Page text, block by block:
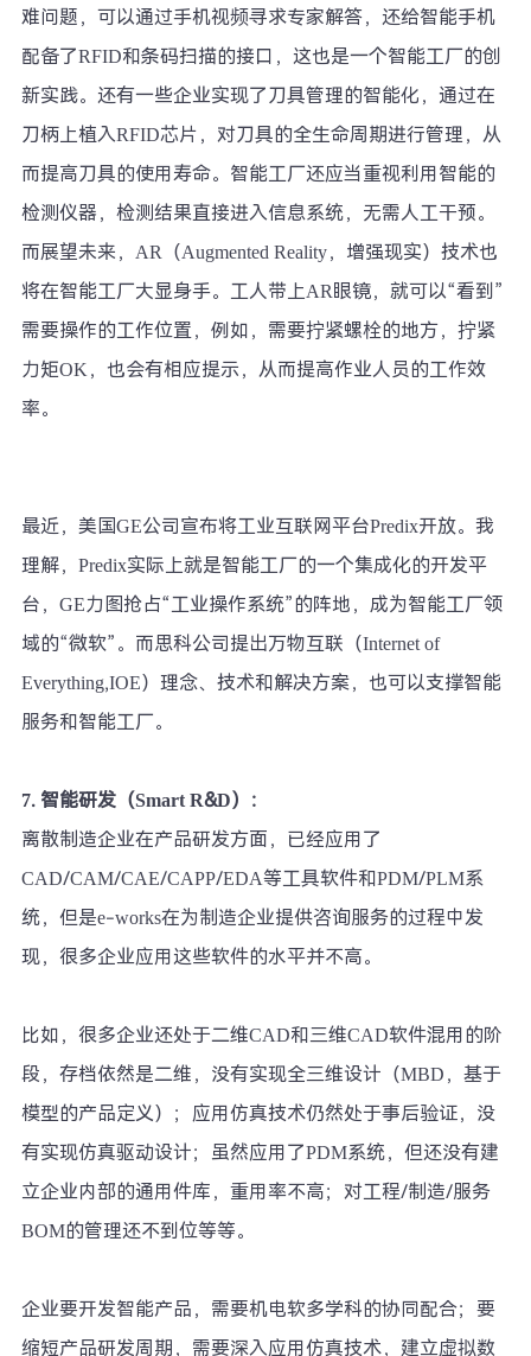
难问题，可以通过手机视频寻求专家解答，还给智能手机
配备了RFID和条码扫描的接口，这也是一个智能工厂的创
新实践。还有一些企业实现了刀具管理的智能化，通过在
刀柄上植入RFID芯片，对刀具的全生命周期进行管理，从
而提高刀具的使用寿命。智能工厂还应当重视利用智能的
检测仪器，检测结果直接进入信息系统，无需人工干预。
而展望未来，AR（Augmented Reality，增强现实）技术也
将在智能工厂大显身手。工人带上AR眼镜，就可以“看到”
需要操作的工作位置，例如，需要拧紧螺栓的地方，拧紧
力矩OK，也会有相应提示，从而提高作业人员的工作效
率。
最近，美国GE公司宣布将工业互联网平台Predix开放。我
理解，Predix实际上就是智能工厂的一个集成化的开发平
台，GE力图抢占“工业操作系统”的阵地，成为智能工厂领
域的“微软”。而思科公司提出万物互联（Internet of
Everything,IOE）理念、技术和解决方案，也可以支撑智能
服务和智能工厂。
7. 智能研发（Smart R&D）：
离散制造企业在产品研发方面，已经应用了
CAD/CAM/CAE/CAPP/EDA等工具软件和PDM/PLM系
统，但是e-works在为制造企业提供咨询服务的过程中发
现，很多企业应用这些软件的水平并不高。
比如，很多企业还处于二维CAD和三维CAD软件混用的阶
段，存档依然是二维，没有实现全三维设计（MBD，基于
模型的产品定义）；应用仿真技术仍然处于事后验证，没
有实现仿真驱动设计；虽然应用了PDM系统，但还没有建
立企业内部的通用件库，重用率不高；对工程/制造/服务
BOM的管理还不到位等等。
企业要开发智能产品，需要机电软多学科的协同配合；要
缩短产品研发周期，需要深入应用仿真技术，建立虚拟数